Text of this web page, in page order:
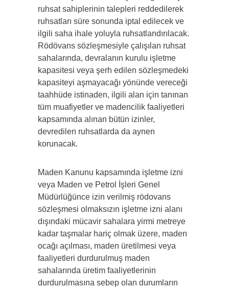
ruhsat sahiplerinin talepleri reddedilerek
ruhsatları süre sonunda iptal edilecek ve
ilgili saha ihale yoluyla ruhsatlandırılacak.
Rödövans sözleşmesiyle çalışılan ruhsat
sahalarında, devralanın kurulu işletme
kapasitesi veya şerh edilen sözleşmedeki
kapasiteyi aşmayacağı yönünde vereceği
taahhüde istinaden, ilgili alan için tanınan
tüm muafiyetler ve madencilik faaliyetleri
kapsamında alınan bütün izinler,
devredilen ruhsatlarda da aynen
korunacak.
Maden Kanunu kapsamında işletme izni
veya Maden ve Petrol İşleri Genel
Müdürlüğünce izin verilmiş rödovans
sözleşmesi olmaksızın işletme izni alanı
dışındaki mücavir sahalara yirmi metreye
kadar taşmalar hariç olmak üzere, maden
ocağı açılması, maden üretilmesi veya
faaliyetleri durdurulmuş maden
sahalarında üretim faaliyetlerinin
durdurulmasına sebep olan durumların